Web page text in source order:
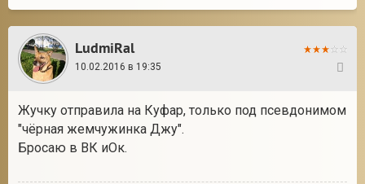
LudmiRal
10.02.2016 в 19:35
Жучку отправила на Куфар, только под псевдонимом
"чёрная жемчужинка Джу".
Бросаю в ВК иОк.